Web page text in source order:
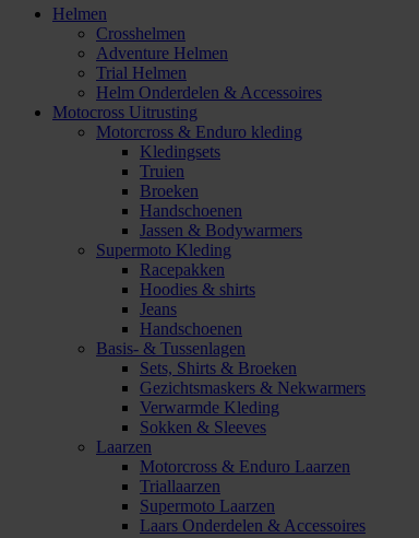
Helmen
Crosshelmen
Adventure Helmen
Trial Helmen
Helm Onderdelen & Accessoires
Motocross Uitrusting
Motorcross & Enduro kleding
Kledingsets
Truien
Broeken
Handschoenen
Jassen & Bodywarmers
Supermoto Kleding
Racepakken
Hoodies & shirts
Jeans
Handschoenen
Basis- & Tussenlagen
Sets, Shirts & Broeken
Gezichtsmaskers & Nekwarmers
Verwarmde Kleding
Sokken & Sleeves
Laarzen
Motorcross & Enduro Laarzen
Triallaarzen
Supermoto Laarzen
Laars Onderdelen & Accessoires